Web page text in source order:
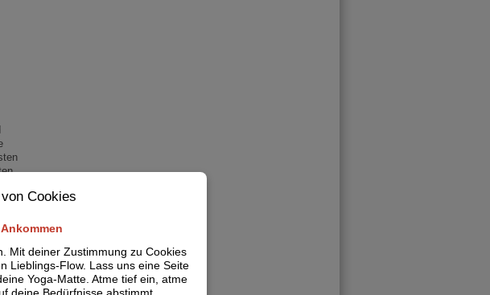
Cookies
Mit deiner Zustimmung zu Cookies
Lieblings-Flow. Lass uns eine Seite
Yoga-Matte. Atme tief ein, atme